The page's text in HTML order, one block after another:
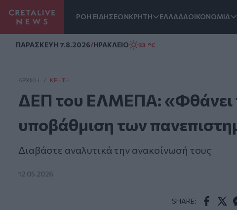
ΡΟΗ ΕΙΔΗΣΕΩΝΚΡΗΤΗ ΕΛΛΑΔΑΟΙΚΟΝΟΜΙΑ
ΠΑΡΑΣΚΕΥΗ 7.8.2026/ΗΡΑΚΛΕΙΟ 33 °C
ΑΡΧΙΚΗ / ΚΡΉΤΗ
ΔΕΠ του ΕΛΜΕΠΑ: «Φθάνει
υποβάθμιση των
Διαβάστε αναλυτικά την ανακοίνωσή τους
12.05.2026
SHARE: